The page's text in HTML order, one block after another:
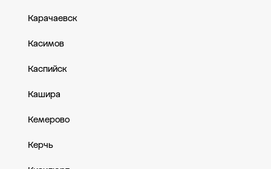
Карачаевск
Касимов
Каспийск
Кашира
Кемерово
Керчь